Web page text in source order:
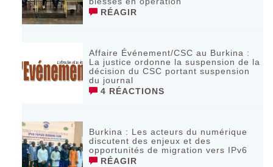
RÉAGIR
Affaire Événement/CSC au Burkina :
La justice ordonne la suspension de la
décision du CSC portant suspension
du journal
4 RÉACTIONS
Burkina : Les acteurs du numérique
discutent des enjeux et des
opportunités de migration vers IPv6
RÉAGIR